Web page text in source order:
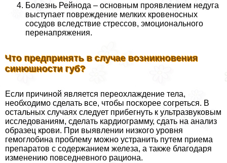
Болезнь Рейнода – основным проявлением недуга
выступает повреждение мелких кровеносных
сосудов вследствие стрессов, эмоционального
перенапряжения.
Что предпринять в случае возникновения
синюшности губ?
Если причиной является переохлаждение тела,
необходимо сделать все, чтобы поскорее согреться. В
остальных случаях следует прибегнуть к ультразвуковым
исследованиям, сделать кардиограмму, сдать на анализ
образец крови. При выявлении низкого уровня
гемоглобина проблему можно устранить путем приема
препаратов с содержанием железа, а также благодаря
изменению повседневного рациона.